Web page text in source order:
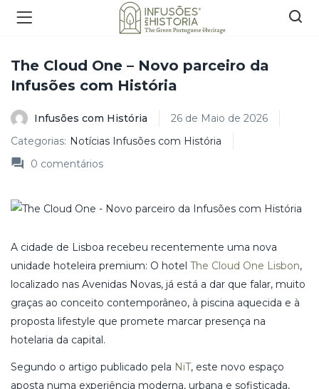
The Cloud One – Novo parceiro da
Infusões com História
Infusões com História
26 de Maio de 2026
Categorias: Notícias Infusões com História
0 comentários
A cidade de Lisboa recebeu recentemente uma nova
unidade hoteleira premium: O hotel The Cloud One Lisbon,
localizado nas Avenidas Novas, já está a dar que falar, muito
graças ao conceito contemporâneo, à piscina aquecida e à
proposta lifestyle que promete marcar presença na
hotelaria da capital.
Segundo o artigo publicado pela NiT, este novo espaço
aposta numa experiência moderna, urbana e sofisticada,